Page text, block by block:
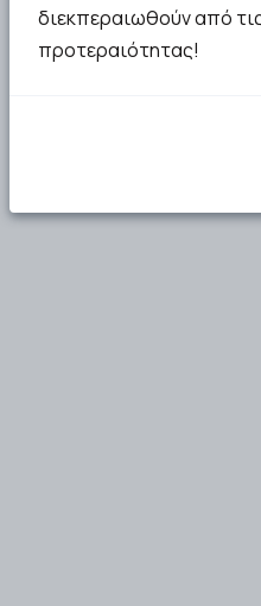
ΣΤΟ ΚΑΛΑΘΙ
διεκπεραιωθούν από
προτεραιότητας!